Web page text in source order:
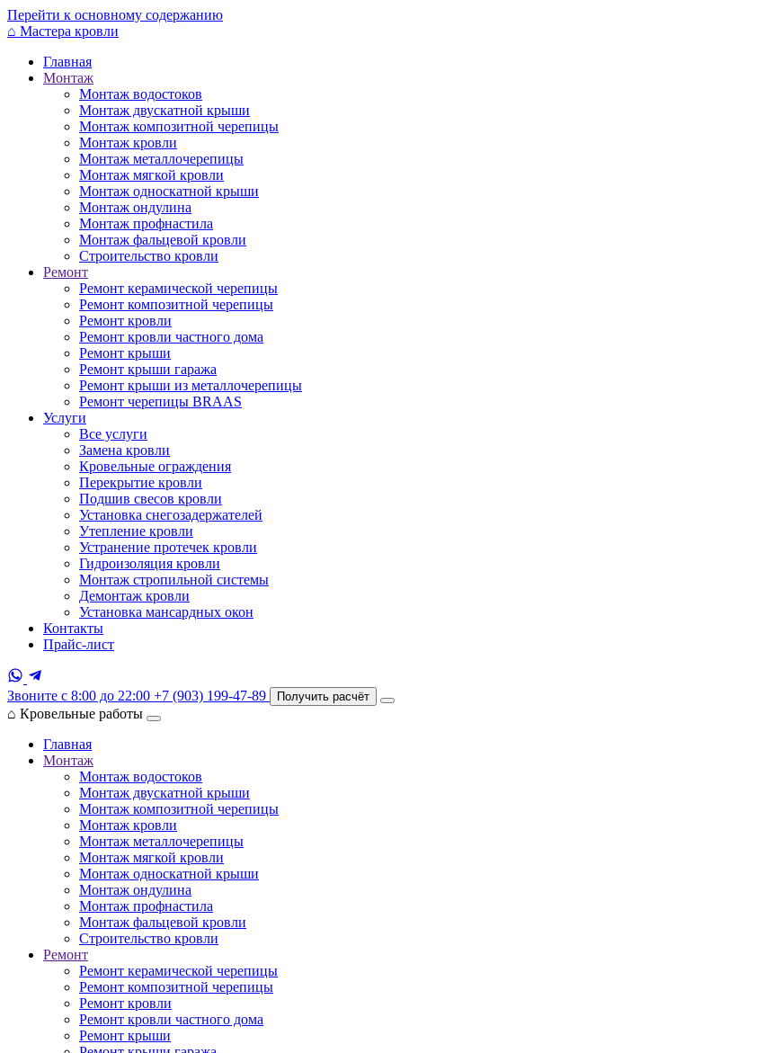
Перейти к основному содержанию
⌂ Мастера кровли
Главная
Монтаж
Монтаж водостоков
Монтаж двускатной крыши
Монтаж композитной черепицы
Монтаж кровли
Монтаж металлочерепицы
Монтаж мягкой кровли
Монтаж односкатной крыши
Монтаж ондулина
Монтаж профнастила
Монтаж фальцевой кровли
Строительство кровли
Ремонт
Ремонт керамической черепицы
Ремонт композитной черепицы
Ремонт кровли
Ремонт кровли частного дома
Ремонт крыши
Ремонт крыши гаража
Ремонт крыши из металлочерепицы
Ремонт черепицы BRAAS
Услуги
Все услуги
Замена кровли
Кровельные ограждения
Перекрытие кровли
Подшив свесов кровли
Установка снегозадержателей
Утепление кровли
Устранение протечек кровли
Гидроизоляция кровли
Монтаж стропильной системы
Демонтаж кровли
Установка мансардных окон
Контакты
Прайс-лист
Звоните с 8:00 до 22:00 +7 (903) 199-47-89 Получить расчёт
⌂ Кровельные работы
Главная
Монтаж
Монтаж водостоков
Монтаж двускатной крыши
Монтаж композитной черепицы
Монтаж кровли
Монтаж металлочерепицы
Монтаж мягкой кровли
Монтаж односкатной крыши
Монтаж ондулина
Монтаж профнастила
Монтаж фальцевой кровли
Строительство кровли
Ремонт
Ремонт керамической черепицы
Ремонт композитной черепицы
Ремонт кровли
Ремонт кровли частного дома
Ремонт крыши